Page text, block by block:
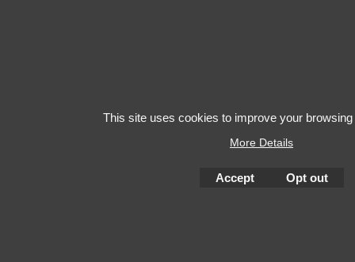
This site uses cookies to improve your
More Details
Accept Opt out